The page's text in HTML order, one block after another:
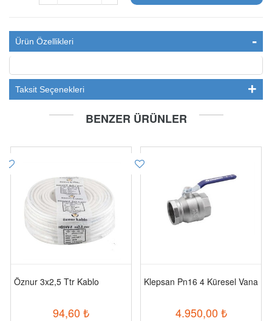
Ürün Özellikleri
Taksit Seçenekleri
BENZER ÜRÜNLER
Öznur 3x2,5 Ttr Kablo
94,60 ₺
Klepsan Pn16 4 Küresel Vana
4.950,00 ₺